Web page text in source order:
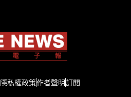
隱私權政策作者聲明訂閱